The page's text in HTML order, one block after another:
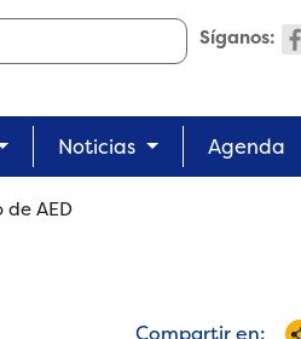
Síganos:
Noticias Agenda
de AED
Compartir en: